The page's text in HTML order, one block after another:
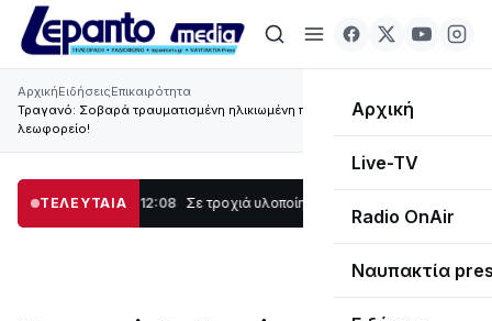
Αρχική
Live-TV
Radio OnAir
Ναυπακτία
ΑρχικήΕιδήσειςΕπικαιρότητα
Τραγανό: Σοβαρά τραυματισμένη ηλικιωμένη που παρασύρθηκε από
λεωφορείο!
ΤΕΛΕΥΤΑΙΑ
Ναυπάκτου12:08 Σε τροχιά υλοποίησης η Παράκαμψη του Κέντρου της